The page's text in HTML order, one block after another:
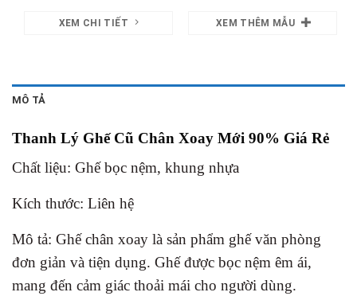
XEM CHI TIẾT XEM THÊM MẪU
MÔ TẢ
Thanh Lý Ghế Cũ Chân Xoay Mới 90% Giá Rẻ
Chất liệu: Ghế bọc nệm, khung nhựa
Kích thước: Liên hệ
Mô tả: Ghế chân xoay là sản phẩm ghế văn phòng
đơn giản và tiện dụng. Ghế được bọc nệm êm ái,
mang đến cảm giác thoải mái cho người dùng.